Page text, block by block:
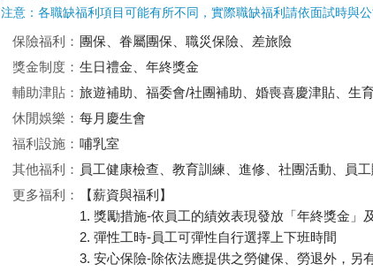
注意：各職缺福利項目可能有所不同，實際職缺福利請依面試時與公
保險福利： 團保、眷屬團保、職災保險、差旅險
獎金制度： 生日禮金、年終獎金
輔助津貼： 旅遊補助、福委會/社團補助、婚喪喜慶津貼、生
休閒娛樂： 每月慶生會
福利設施： 哺乳室
其他福利： 員工健康檢查、教育訓練、進修、社團活動、員
更多福利：
【薪資與福利】
1. 獎勵措施-依員工的績效表現發放「年終獎金」
2. 彈性工時-員工可彈性自行選擇上下班時間
3. 安心保險-除依法應提供之勞健保、勞退外，另